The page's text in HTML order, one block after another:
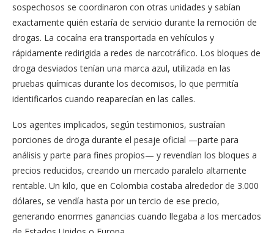
sospechosos se coordinaron con otras unidades y sabían
exactamente quién estaría de servicio durante la remoción de
drogas. La cocaína era transportada en vehículos y
rápidamente redirigida a redes de narcotráfico. Los bloques de
droga desviados tenían una marca azul, utilizada en las
pruebas químicas durante los decomisos, lo que permitía
identificarlos cuando reaparecían en las calles.
Los agentes implicados, según testimonios, sustraían
porciones de droga durante el pesaje oficial —parte para
análisis y parte para fines propios— y revendían los bloques a
precios reducidos, creando un mercado paralelo altamente
rentable. Un kilo, que en Colombia costaba alrededor de 3.000
dólares, se vendía hasta por un tercio de ese precio,
generando enormes ganancias cuando llegaba a los mercados